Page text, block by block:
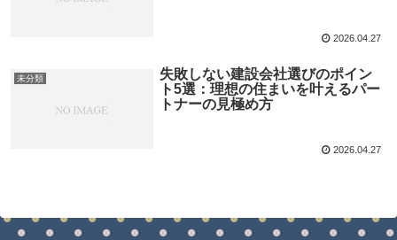
2026.04.27
未分類
失敗しない建設会社選びのポイン
ト5選：理想の住まいを叶えるパー
トナーの見極め方
2026.04.27